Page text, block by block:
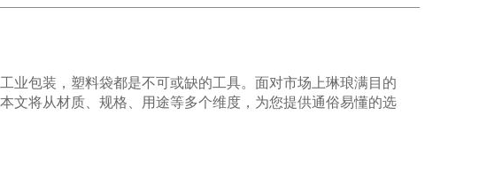
业包装，塑料袋都是不可或缺的工具。面对市场上琳琅满目的
文将从材质、规格、用途等多个维度，为您提供通俗易懂的选